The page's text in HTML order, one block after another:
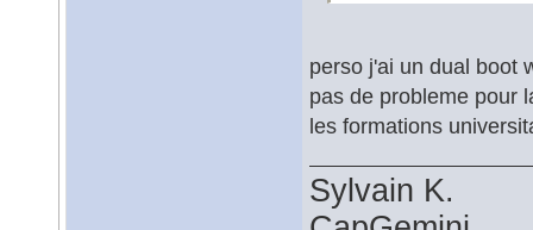
perso j'ai un dual boot
pas de probleme pour
les formations
Sylvain K.